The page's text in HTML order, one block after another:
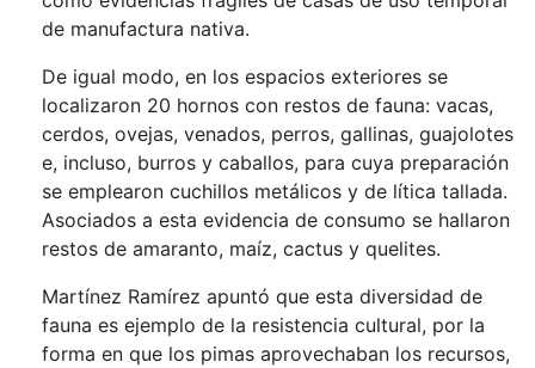
de manufactura nativa.
De igual modo, en los espacios exteriores se
localizaron 20 hornos con restos de fauna: vacas,
cerdos, ovejas, venados, perros, gallinas, guajolotes
e, incluso, burros y caballos, para cuya preparación
se emplearon cuchillos metálicos y de lítica tallada.
Asociados a esta evidencia de consumo se hallaron
restos de amaranto, maíz, cactus y quelites.
Martínez Ramírez apuntó que esta diversidad de
fauna es ejemplo de la resistencia cultural, por la
forma en que los pimas aprovechaban los recursos,